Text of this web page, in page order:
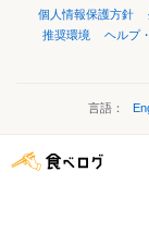
個人情報保護方針
推奨環境
ヘルプ
言語：